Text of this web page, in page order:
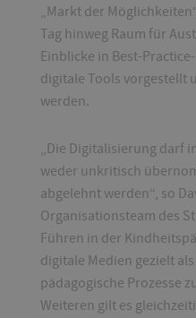
„Markt der
Tag hinweg Raum für
Einblicke in Best-
digitale Tools vorgestellt
werden.
„Die Digitalisierung darf
weder unkritisch
abgelehnt werden“, so
Organisationsteam des
Führen in der
digitale Medien gezielt
pädagogische Prozesse
Weiteren gilt es